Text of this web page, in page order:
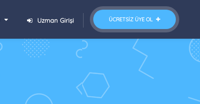
ÜCRETSIZ ÜYE OL
Uzman Girişi